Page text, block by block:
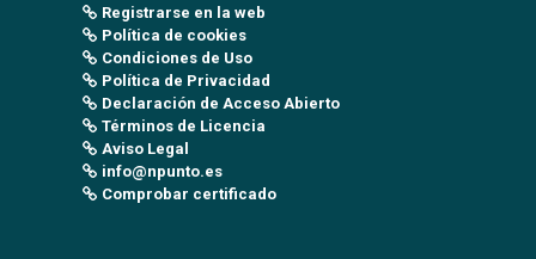
Registrarse en la web
Política de cookies
Condiciones de Uso
Política de Privacidad
Declaración de Acceso Abierto
Términos de Licencia
Aviso Legal
info@npunto.es
Comprobar certificado